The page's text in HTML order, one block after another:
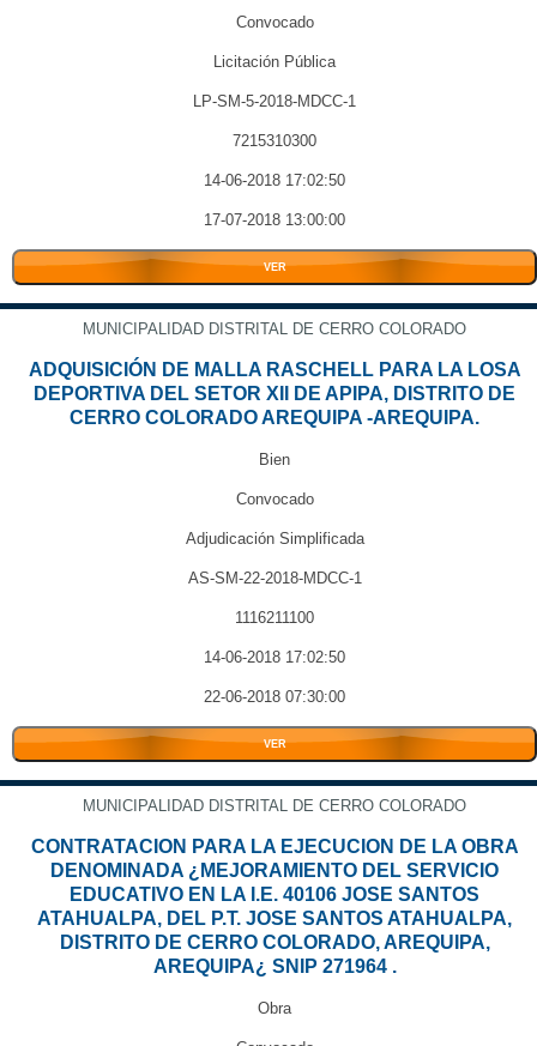
Convocado
Licitación Pública
LP-SM-5-2018-MDCC-1
7215310300
14-06-2018 17:02:50
17-07-2018 13:00:00
VER
MUNICIPALIDAD DISTRITAL DE CERRO COLORADO
ADQUISICIÓN DE MALLA RASCHELL PARA LA LOSA
DEPORTIVA DEL SETOR XII DE APIPA, DISTRITO DE
CERRO COLORADO AREQUIPA -AREQUIPA.
Bien
Convocado
Adjudicación Simplificada
AS-SM-22-2018-MDCC-1
1116211100
14-06-2018 17:02:50
22-06-2018 07:30:00
VER
MUNICIPALIDAD DISTRITAL DE CERRO COLORADO
CONTRATACION PARA LA EJECUCION DE LA OBRA
DENOMINADA ¿MEJORAMIENTO DEL SERVICIO
EDUCATIVO EN LA I.E. 40106 JOSE SANTOS
ATAHUALPA, DEL P.T. JOSE SANTOS ATAHUALPA,
DISTRITO DE CERRO COLORADO, AREQUIPA,
AREQUIPA¿ SNIP 271964 .
Obra